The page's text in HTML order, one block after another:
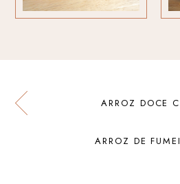
ARROZ DOCE
ARROZ DE